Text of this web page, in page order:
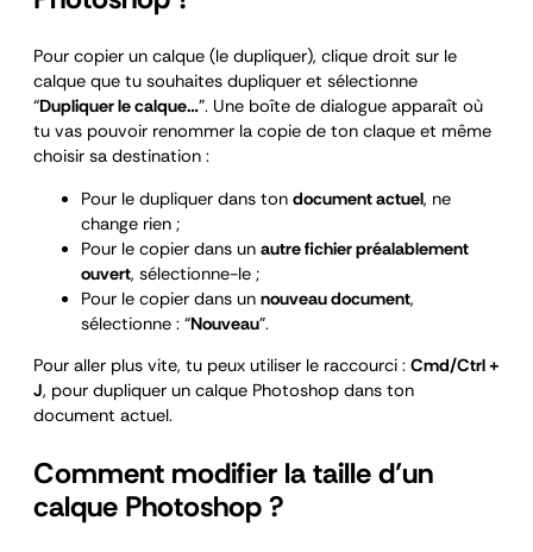
Pour copier un calque (le dupliquer), clique droit sur le
calque que tu souhaites dupliquer et sélectionne
“Dupliquer le calque…”. Une boîte de dialogue apparaît où
tu vas pouvoir renommer la copie de ton claque et même
choisir sa destination :
Pour le dupliquer dans ton document actuel, ne
change rien ;
Pour le copier dans un autre fichier préalablement
ouvert, sélectionne-le ;
Pour le copier dans un nouveau document,
sélectionne : “Nouveau”.
Pour aller plus vite, tu peux utiliser le raccourci : Cmd/Ctrl +
J, pour dupliquer un calque Photoshop dans ton
document actuel.
Comment modifier la taille d’un
calque Photoshop ?